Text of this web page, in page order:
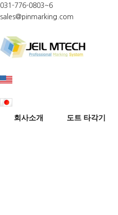
031-776-0803~6
sales@pinmarking.com
회사소개 도트 타각기